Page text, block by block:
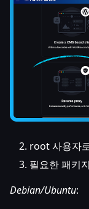
root 사용자
필요한 패키
Debian/Ubuntu: